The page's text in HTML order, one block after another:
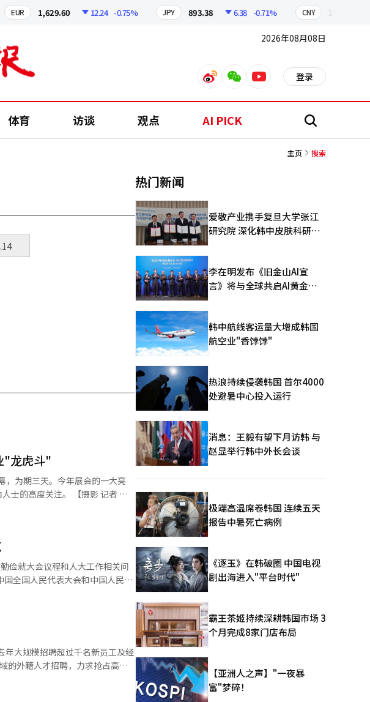
EUR 1,629.60 12.24 -0.75% JPY 893.38 6.38 -0.71% CNY 209.17
2026年08月08日
weiboweixinyoutube 登录
体育 访谈 观点 AI PICK 搜
主页 搜索
"龙虎斗"
为期三天。今年展会的一大亮
。 【摄影 记者 崔
信号。本次展会，比亚迪在展馆
电池产品，特别是磷酸铁锂
已突破50亿块，涵盖软包、钢
乐天Infracell）。业内人士认为，
天化学集团展位
计，今年InterBattery展会海外参
，韩
加速推进“46系列”（直径46毫
俭就大会议程和人大工作相关问
会堂开幕。作为中国年度最重要
工作报告中将提出中国今年经
中国今年
系列刺激经济政策，包括家电消
份将增长目标设定为与去年持平
年大规模招聘超过千名新员工及经
的外籍人才招聘，力求抢占高端
热门新闻
爱敬产业携手复旦大学张江
研究院 深化韩中皮肤科研合
李在明发布《旧金山AI宣
言》将与全球共启AI黄金时
韩中航线客运量大增成韩国
航空业"香饽饽"
热浪持续侵袭韩国 首尔4000
处避暑中心投入运行
消息：王毅有望下月访韩 与
赵显举行韩中外长会谈
极端高温席卷韩国 连续五天
报告中暑死亡病例
《逐玉》在韩破圈 中国电视
剧出海进入"平台时代"
霸王茶姬持续深耕韩国市场 3
个月完成8家门店布局
【亚洲人之声】"一夜暴
富"梦碎！